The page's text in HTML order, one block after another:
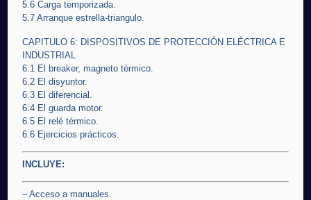
5.6 Carga temporizada.
5.7 Arranque estrella-triangulo.
CAPITULO 6: DISPOSITIVOS DE PROTECCIÓN ELÉCTRICA E
INDUSTRIAL
6.1 El breaker, magneto térmico.
6.2 El disyuntor.
6.3 El diferencial.
6.4 El guarda motor.
6.5 El relé térmico.
6.6 Ejercicios prácticos.
INCLUYE:
– Acceso a manuales.